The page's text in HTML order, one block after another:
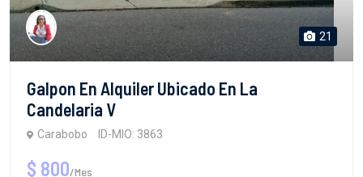
21
Galpon En Alquiler Ubicado En La
Candelaria V
Carabobo ID-MIO: 3863
$ 800/Mes